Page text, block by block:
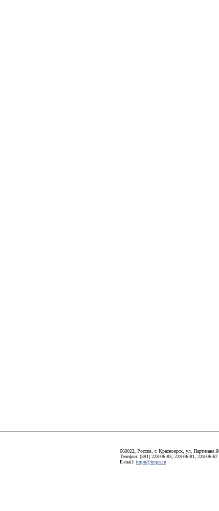
660022, Россия, г. Красноярск, ул. Партизана
Телефон: (391) 228-06-83, 228-06-81, 228-06-62
E-mail: impn@impn.ru